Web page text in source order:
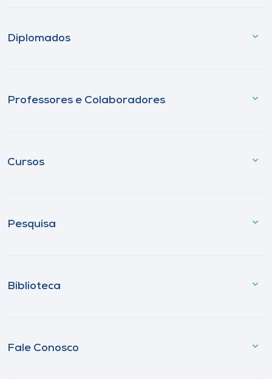
Diplomados
Professores e Colaboradores
Cursos
Pesquisa
Biblioteca
Fale Conosco